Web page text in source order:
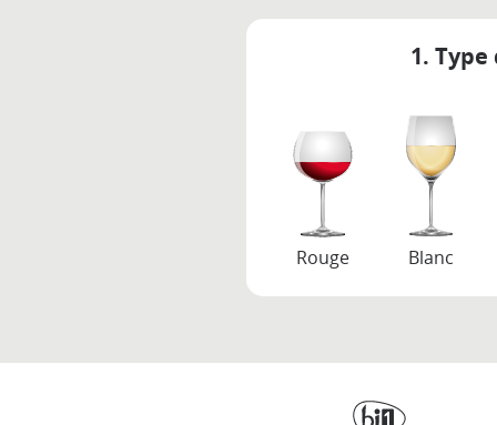
1. Type
Rouge Blanc